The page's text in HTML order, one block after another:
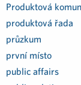
Produktová
produktová řada
průzkum
první místo
public affairs